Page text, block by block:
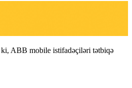
ABB mobile istifadəçiləri tətbiqə